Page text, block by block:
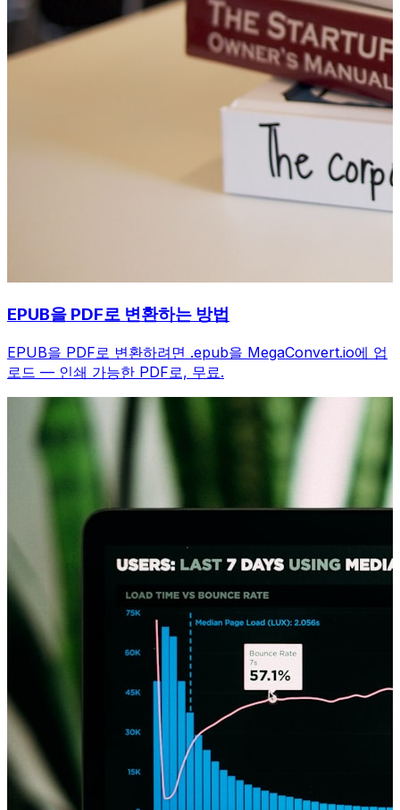
EPUB을 PDF로 변환하는 방법
EPUB을 PDF로 변환하려면 .epub을 MegaConvert.io에 업
로드 — 인쇄 가능한 PDF로, 무료.